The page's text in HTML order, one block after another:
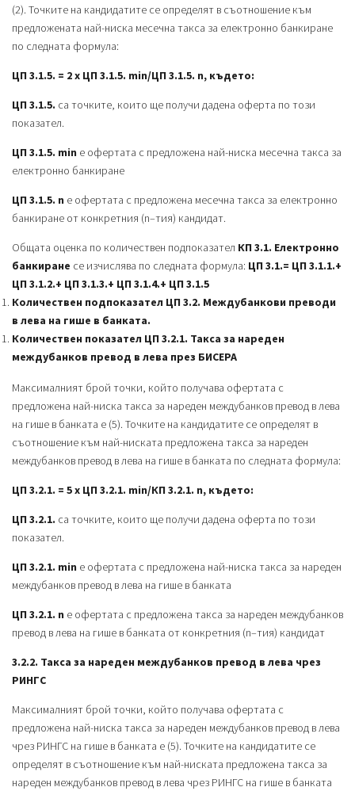
(2). Точките на кандидатите се определят в съотношение към
предложената най-ниска месечна такса за електронно банкиране
по следната формула:
ЦП 3.1.5. = 2 х ЦП 3.1.5. min/ЦП 3.1.5. n, където:
ЦП 3.1.5. са точките, които ще получи дадена оферта по този
показател.
ЦП 3.1.5. min е офертата с предложена най-ниска месечна такса за
електронно банкиране
ЦП 3.1.5. n е офертата с предложена месечна такса за електронно
банкиране от конкретния (n–тия) кандидат.
Общата оценка по количествен подпоказател КП 3.1. Електронно
банкиране се изчислява по следната формула: ЦП 3.1.= ЦП 3.1.1.+
ЦП 3.1.2.+ ЦП 3.1.3.+ ЦП 3.1.4.+ ЦП 3.1.5
Количествен подпоказател ЦП 3.2. Междубанкови преводи
в лева на гише в банката.
Количествен показател ЦП 3.2.1. Такса за нареден
междубанков превод в лева през БИСЕРА
Максималният брой точки, който получава офертата с
предложена най-ниска такса за нареден междубанков превод в лева
на гише в банката е (5). Точките на кандидатите се определят в
съотношение към най-ниската предложена такса за нареден
междубанков превод в лева на гише в банката по следната формула:
ЦП 3.2.1. = 5 х ЦП 3.2.1. min/КП 3.2.1. n, където:
ЦП 3.2.1. са точките, които ще получи дадена оферта по този
показател.
ЦП 3.2.1. min е офертата с предложена най-ниска такса за нареден
междубанков превод в лева на гише в банката
ЦП 3.2.1. n е офертата с предложена такса за нареден междубанков
превод в лева на гише в банката от конкретния (n–тия) кандидат
3.2.2. Такса за нареден междубанков превод в лева чрез
РИНГС
Максималният брой точки, който получава офертата с
предложена най-ниска такса за нареден междубанков превод в лева
чрез РИНГС на гише в банката е (5). Точките на кандидатите се
определят в съотношение към най-ниската предложена такса за
нареден междубанков превод в лева чрез РИНГС на гише в банката